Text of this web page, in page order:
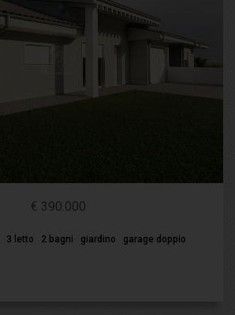
€ 390.000
3 letto 2 bagni giardino garage doppio